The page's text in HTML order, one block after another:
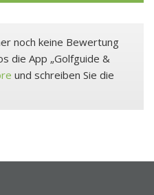
noch keine Bewertung
die App „Golfguide &
und schreiben Sie die